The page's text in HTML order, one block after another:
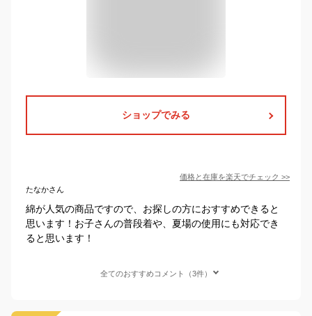
ショップでみる
価格と在庫を楽天でチェック >>
たなかさん
綿が人気の商品ですので、お探しの方におすすめできると
思います！お子さんの普段着や、夏場の使用にも対応でき
ると思います！
全てのおすすめコメント（3件）